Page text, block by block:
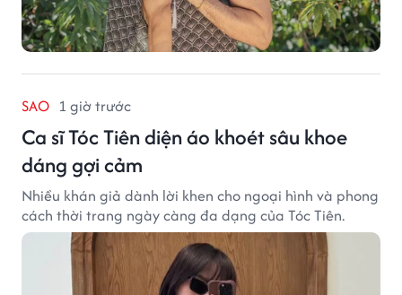
SAO 1 giờ trước
Ca sĩ Tóc Tiên diện áo khoét sâu khoe
dáng gợi cảm
Nhiều khán giả dành lời khen cho ngoại hình và phong
cách thời trang ngày càng đa dạng của Tóc Tiên.